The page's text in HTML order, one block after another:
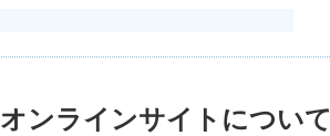
ンラインサイトについて